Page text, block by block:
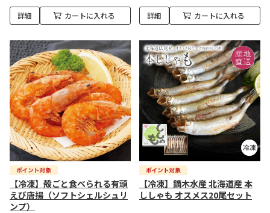
詳細 カートに入れる 詳細 カートに入れる
【冷凍】殻ごと食べられる有頭
えび唐揚（ソフトシェルシュリ
ンプ）
【冷凍】鏑木水産 北海道産 本
ししゃも オスメス20尾セット